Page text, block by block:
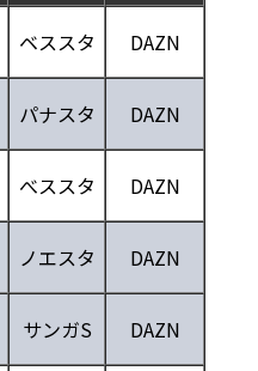
ベススタ DAZN
パナスタ DAZN
べススタ DAZN
ノエスタ DAZN
サンガS DAZN